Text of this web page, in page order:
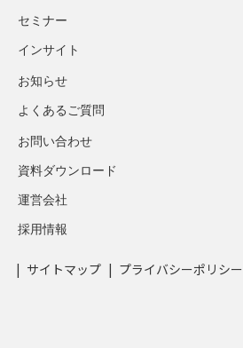
セミナー
インサイト
お知らせ
よくあるご質問
お問い合わせ
資料ダウンロード
運営会社
採用情報
サイトマップ プライバシーポリシー